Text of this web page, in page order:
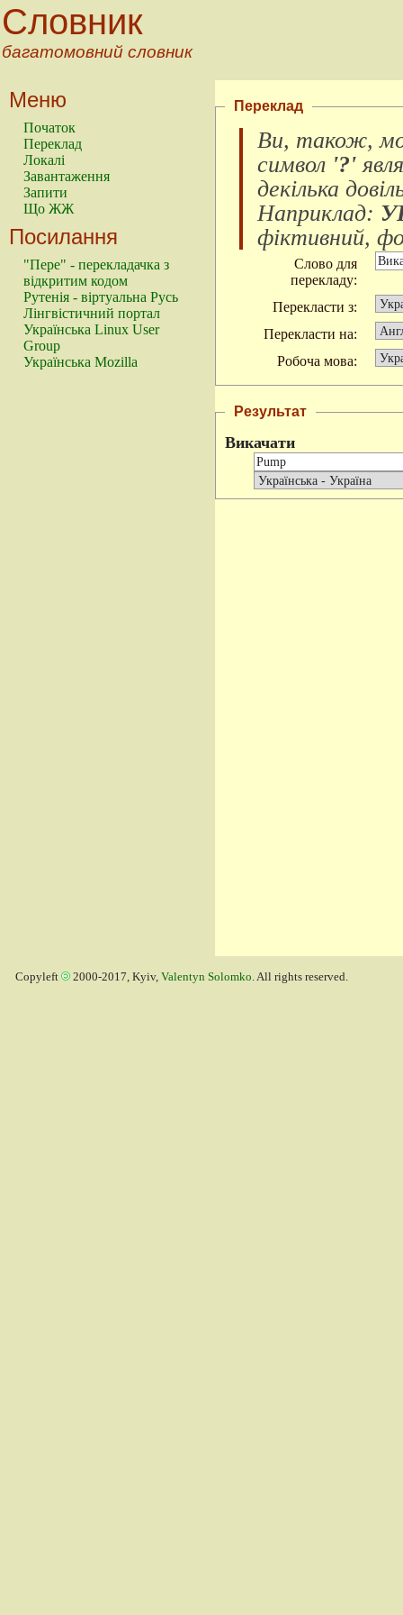
Словник
багатомовний словник
Меню
Початок
Переклад
Локалі
Завантаження
Запити
Що ЖЖ
Посилання
"Пере" - перекладачка з
відкритим кодом
Рутенія - віртуальна Русь
Лінгвістичний портал
Українська Linux User
Group
Українська Mozilla
Переклад
Ви, також,
символ '?'
декілька
Наприклад:
фіктивний,
Слово для
перекладу:
Перекласти з:
Перекласти на:
Робоча мова:
Результат
Викачати
Copyleft 2000-2017, Kyiv, Valentyn Solomko. All rights reserved.